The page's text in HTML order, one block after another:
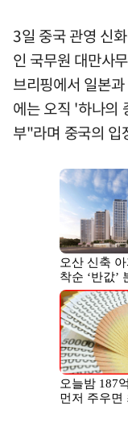
3일 중국 관영 신
인 국무원 대만사
브리핑에서 일본
에는 오직 '하나의
부"라며 중국의 입